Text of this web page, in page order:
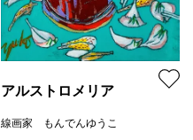
アルストロメリア
線画家 もんでんゆうこ